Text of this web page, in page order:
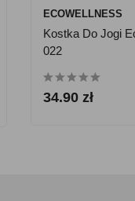
ECOWELLNESS
Kostka Do Jogi
022
34.90 zł